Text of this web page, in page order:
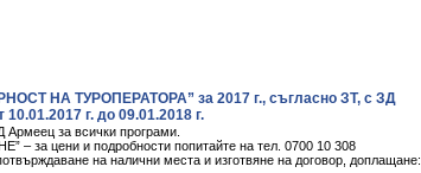
НА ТУРОПЕРАТОРА” за 2017 г., съгласно ЗТ, с ЗД
г. до 09.01.2018 г.
Армеец за всички програми.
– за цени и подробности попитайте на тел. 0700 10 308
на налични места и изготвяне на договор, доплащане: